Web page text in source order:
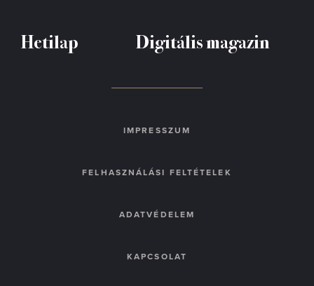
Hetilap Digitális magazin
IMPRESSZUM
FELHASZNÁLÁSI FELTÉTELEK
ADATVÉDELEM
KAPCSOLAT